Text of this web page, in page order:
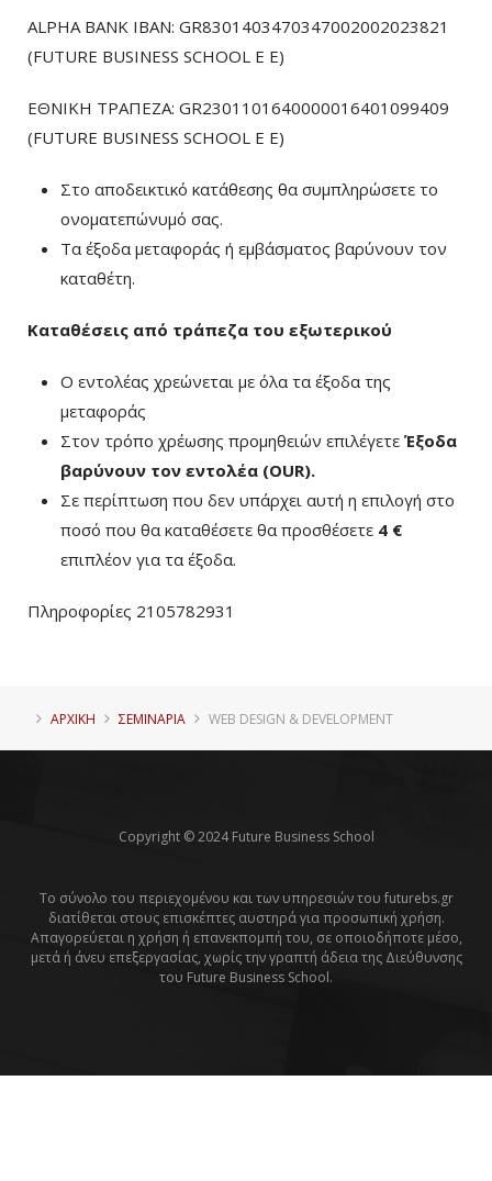
ALPHA BANK IBAN: GR8301403470347002002023821
(FUTURE BUSINESS SCHOOL E E)
ΕΘΝΙΚΗ ΤΡΑΠΕΖΑ: GR2301101640000016401099409
(FUTURE BUSINESS SCHOOL E E)
Στο αποδεικτικό κατάθεσης θα συμπληρώσετε το
ονοματεπώνυμό σας.
Τα έξοδα μεταφοράς ή εμβάσματος βαρύνουν τον
καταθέτη.
Καταθέσεις από τράπεζα του εξωτερικού
Ο εντολέας χρεώνεται με όλα τα έξοδα της
μεταφοράς
Στον τρόπο χρέωσης προμηθειών επιλέγετε Έξοδα
βαρύνουν τον εντολέα (ΟUR).
Σε περίπτωση που δεν υπάρχει αυτή η επιλογή στο
ποσό που θα καταθέσετε θα προσθέσετε 4 €
επιπλέον για τα έξοδα.
Πληροφορίες 2105782931
ΑΡΧΙΚΗ ΣΕΜΙΝΑΡΙΑ WEB DESIGN & DEVELOPMENT
Copyright © 2024 Future Business School
Το σύνολο του περιεχομένου και των υπηρεσιών του futurebs.gr
διατίθεται στους επισκέπτες αυστηρά για προσωπική χρήση.
Απαγορεύεται η χρήση ή επανεκπομπή του, σε οποιοδήποτε μέσο,
μετά ή άνευ επεξεργασίας, χωρίς την γραπτή άδεια της Διεύθυνσης
του Future Business School.